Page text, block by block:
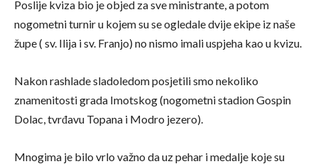
Poslije kviza bio je objed za sve ministrante, a potom
nogometni turnir u kojem su se ogledale dvije ekipe iz naše
župe ( sv. Ilija i sv. Franjo) no nismo imali uspjeha kao u kvizu.
Nakon rashlade sladoledom posjetili smo nekoliko
znamenitosti grada Imotskog (nogometni stadion Gospin
Dolac, tvrđavu Topana i Modro jezero).
Mnogima je bilo vrlo važno da uz pehar i medalje koje su